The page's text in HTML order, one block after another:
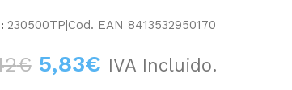
230500TP|Cod. EAN 8413532950170
€ 5,83€ IVA Incluido.